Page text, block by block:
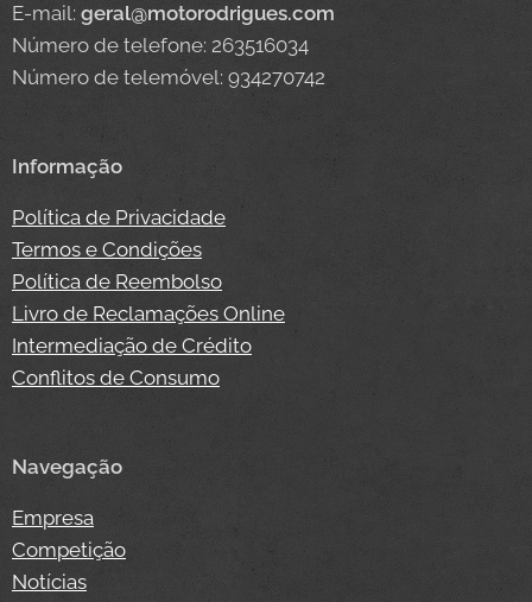
E-mail: geral@motorodrigues.com
Número de telefone: 263516034
Número de telemóvel: 934270742
Informação
Política de Privacidade
Termos e Condições
Política de Reembolso
Livro de Reclamações Online
Intermediação de Crédito
Conflitos de Consumo
Navegação
Empresa
Competição
Notícias